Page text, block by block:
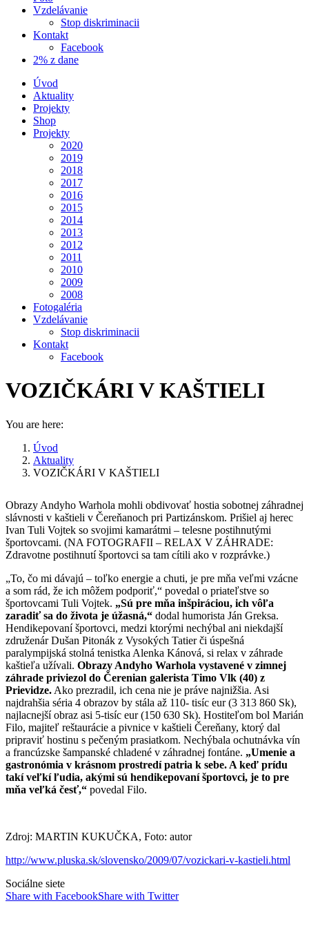
Vzdelávanie
Stop diskriminacii
Kontakt
Facebook
2% z dane
Úvod
Aktuality
Projekty
Shop
Projekty
2020
2019
2018
2017
2016
2015
2014
2013
2012
2011
2010
2009
2008
Fotogaléria
Vzdelávanie
Stop diskriminacii
Kontakt
Facebook
VOZIČKÁRI V KAŠTIELI
You are here:
Úvod
Aktuality
VOZIČKÁRI V KAŠTIELI
Obrazy Andyho Warhola mohli obdivovať hostia sobotnej záhradnej
slávnosti v kaštieli v Čereňanoch pri Partizánskom. Prišiel aj herec
Ivan Tuli Vojtek so svojimi kamarátmi – telesne postihnutými
športovcami. (NA FOTOGRAFII – RELAX V ZÁHRADE:
Zdravotne postihnutí športovci sa tam cítili ako v rozprávke.)
„To, čo mi dávajú – toľko energie a chuti, je pre mňa veľmi vzácne
a som rád, že ich môžem podporiť,“ povedal o priateľstve so
športovcami Tuli Vojtek. „Sú pre mňa inšpiráciou, ich vôľa
zaradiť sa do života je úžasná,“ dodal humorista Ján Greksa.
Hendikepovaní športovci, medzi ktorými nechýbal ani niekdajší
združenár Dušan Pitonák z Vysokých Tatier či úspešná
paralympijská stolná tenistka Alenka Kánová, si relax v záhrade
kaštieľa užívali. Obrazy Andyho Warhola vystavené v zimnej
záhrade priviezol do Čerenian galerista Timo Vlk (40) z
Prievidze.Ako prezradil, ich cena nie je práve najnižšia. Asi
najdrahšia séria 4 obrazov by stála až 110- tisíc eur (3 313 860 Sk),
najlacnejší obraz asi 5-tisíc eur (150 630 Sk). Hostiteľom bol Marián
Filo, majiteľ reštaurácie a pivnice v kaštieli Čereňany, ktorý dal
pripraviť hostinu s pečeným prasiatkom. Nechýbala ochutnávka vín
a francúzske šampanské chladené v záhradnej fontáne. „Umenie a
gastronómia v krásnom prostredí patria k sebe. A keď prídu
takí veľkí ľudia, akými sú hendikepovaní športovci, je to pre
mňa veľká česť,“ povedal Filo.
Zdroj: MARTIN KUKUČKA, Foto: autor
http://www.pluska.sk/slovensko/2009/07/vozickari-v-kastieli.html
Sociálne siete
Share with FacebookShare with Twitter